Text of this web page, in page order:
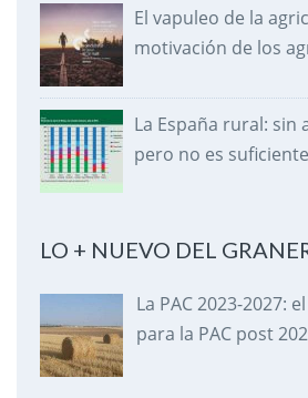
El vapuleo de la
motivación de los
La España rural: sin
pero no es suficiente
LO + NUEVO DEL
La PAC 2023-2027:
para la PAC post